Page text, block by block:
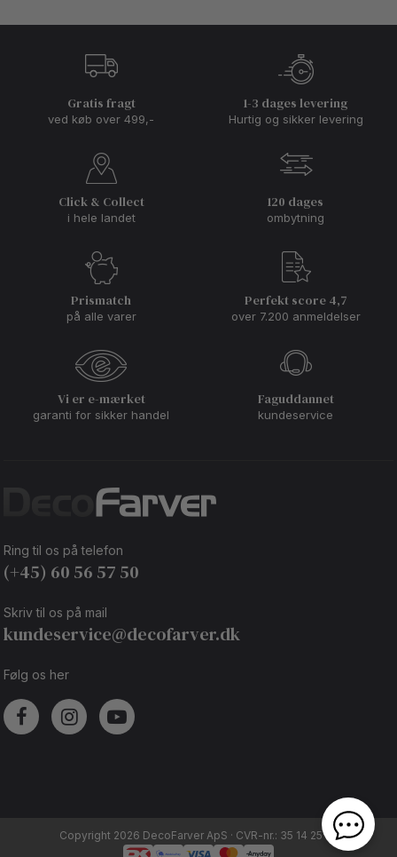
Gratis fragt
ved køb over 499,-
1-3 dages levering
Hurtig og sikker levering
Click & Collect
i hele landet
120 dages
ombytning
Prismatch
på alle varer
Perfekt score 4,7
over 7.200 anmeldelser
Vi er e-mærket
garanti for sikker handel
Faguddannet
kundeservice
Ring til os på telefon
(+45) 60 56 57 50
Skriv til os på mail
kundeservice@decofarver.dk
Følg os her
Copyright 2026 DecoFarver ApS · CVR-nr.: 35 14 25 92